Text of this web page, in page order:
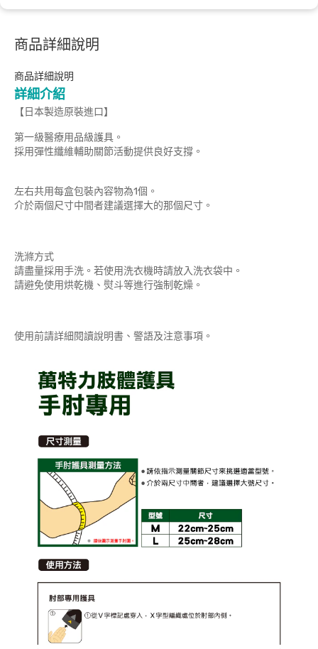
商品詳細說明
商品詳細說明
詳細介紹
【日本製造原裝進口】
第一級醫療用品級護具。
採用彈性纖維輔助關節活動提供良好支撐。
左右共用每盒包裝內容物為1個。
介於兩個尺寸中間者建議選擇大的那個尺寸。
洗滌方式
請盡量採用手洗。若使用洗衣機時請放入洗衣袋中。
請避免使用烘乾機、熨斗等進行強制乾燥。
使用前請詳細閱讀說明書、警語及注意事項。